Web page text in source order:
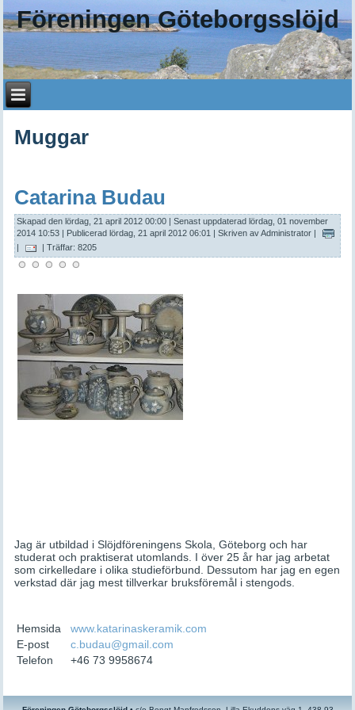
Föreningen Göteborgsslöjd
Muggar
Catarina Budau
Skapad den lördag, 21 april 2012 00:00 |Senast uppdaterad lördag, 01 november
2014 10:53 | Publicerad lördag, 21 april 2012 06:01 |Skriven av Administrator |
| Träffar: 8205
Jag är utbildad i Slöjdföreningens Skola, Göteborg och har
studerat och praktiserat utomlands. I över 25 år har jag arbetat
som cirkelledare i olika studieförbund. Dessutom har jag en egen
verkstad där jag mest tillverkar bruksföremål i stengods.
Hemsida
www.katarinaskeramik.com
E-post
c.budau@gmail.com
Telefon
+46 73 9958674